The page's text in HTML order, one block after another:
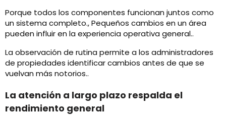
Porque todos los componentes funcionan juntos como
un sistema completo., Pequeños cambios en un área
pueden influir en la experiencia operativa general..
La observación de rutina permite a los administradores
de propiedades identificar cambios antes de que se
vuelvan más notorios..
La atención a largo plazo respalda el
rendimiento general